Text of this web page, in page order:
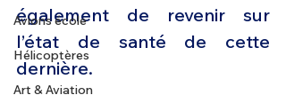
Avions école
Hélicoptères
Art & Aviation
également de revenir sur
l’état de santé de cette
dernière.